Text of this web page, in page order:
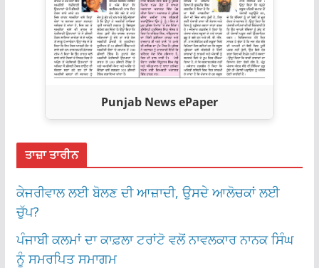
Punjab News ePaper
ਤਾਜ਼ਾ ਤਾਰੀਨ
ਕੇਜਰੀਵਾਲ ਲਈ ਬੋਲਣ ਦੀ ਆਜ਼ਾਦੀ, ਉਸਦੇ ਆਲੋਚਕਾਂ ਲਈ
ਚੁੱਪ?
ਪੰਜਾਬੀ ਕਲਮਾਂ ਦਾ ਕਾਫ਼ਲਾ ਟਰਾਂਟੋ ਵਲੋਂ ਨਾਵਲਕਾਰ ਨਾਨਕ ਸਿੰਘ
ਨੂੰ ਸਮਰਪਿਤ ਸਮਾਗਮ